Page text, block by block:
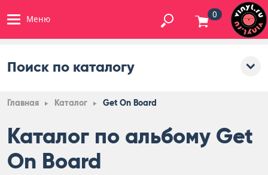
Меню 0
Поиск по каталогу
Главная Каталог Get On Board
Каталог по альбому Get
On Board